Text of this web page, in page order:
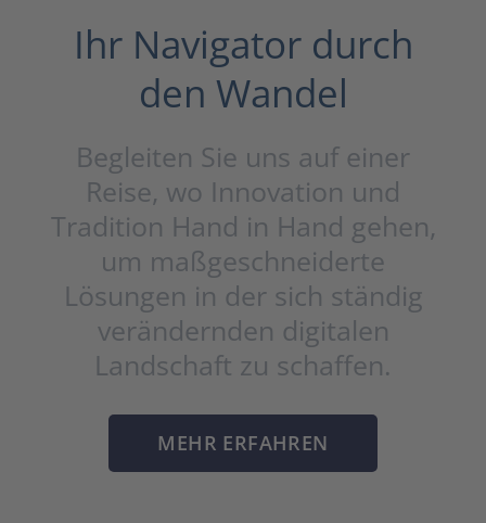
Ihr Navigator durch
den Wandel
Begleiten Sie uns auf einer
Reise, wo Innovation und
Tradition Hand in Hand gehen,
um maßgeschneiderte
Lösungen in der sich ständig
verändernden digitalen
Landschaft zu schaffen.
MEHR ERFAHREN